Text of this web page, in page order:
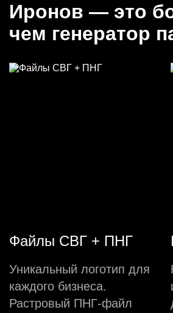
Иронов — это
чем генератор
Файлы СВГ + ПНГ
Уникальный логотип для
каждого бизнеса.
Растровый ПНГ-файл